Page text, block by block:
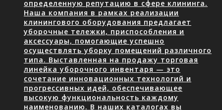
определенную репутацию в сфере клининга.
Наша компания в рамках реализации
клинингового оборудования предлагает
уборочные тележки, приспособления и
аксессуары, помогающие успешно
осуществлять уборку помещений различного
типа. Выставленная на продажу торговая
линейка уборочного инвентаря — это
сочетание инновационных технологий и
прогрессивных идей, обеспечивающее
высокую функциональность каждому
наименованию. В наших каталогах вы